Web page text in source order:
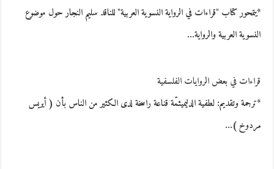
*يتمحور كتاب "قراءات في الرواية النسوية العربية" للناقد سليم النجار حول موضوع
النسوية العربية والرواية…
قراءات في بعض الروايات الفلسفية
*ترجمة وتقديم: لطفية الدليميثمّة قناعة راسخة لدى الكثير من الناس بأن ( أيريس
مردوخ )…